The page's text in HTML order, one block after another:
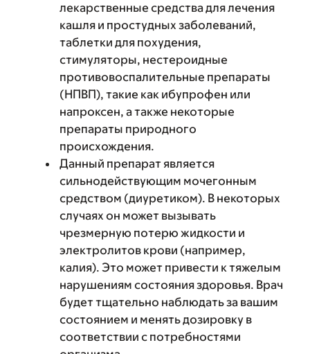
лекарственные средства для лечения
кашля и простудных заболеваний,
таблетки для похудения,
стимуляторы, нестероидные
противовоспалительные препараты
(НПВП), такие как ибупрофен или
напроксен, а также некоторые
препараты природного
происхождения.
Данный препарат является
сильнодействующим мочегонным
средством (диуретиком). В некоторых
случаях он может вызывать
чрезмерную потерю жидкости и
электролитов крови (например,
калия). Это может привести к тяжелым
нарушениям состояния здоровья. Врач
будет тщательно наблюдать за вашим
состоянием и менять дозировку в
соответствии с потребностями